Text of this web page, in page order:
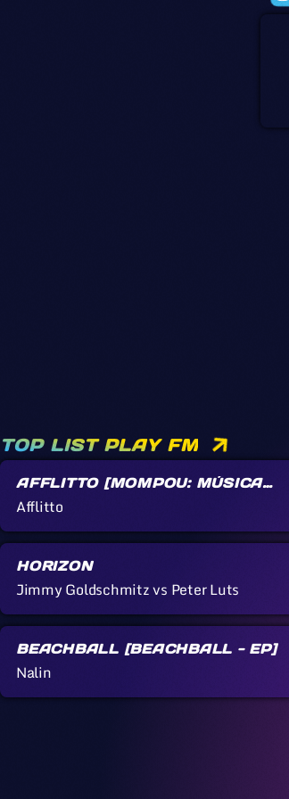
TOP LIST PLAY FM
AFFLITTO [MOMPOU: MÚSICA
CALLADA]
Afflitto
HORIZON
Jimmy Goldschmitz vs Peter Luts
BEACHBALL [BEACHBALL - EP]
Nalin